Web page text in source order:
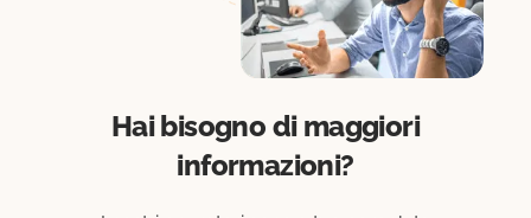
Hai bisogno di maggiori
informazioni?